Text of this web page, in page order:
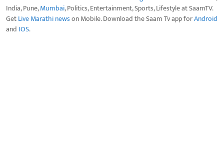
India, Pune,Mumbai, Politics, Entertainment, Sports, Lifestyle at SaamTV.
GetLive Marathi newson Mobile. Download the Saam Tv app forAndroid
and IOS.